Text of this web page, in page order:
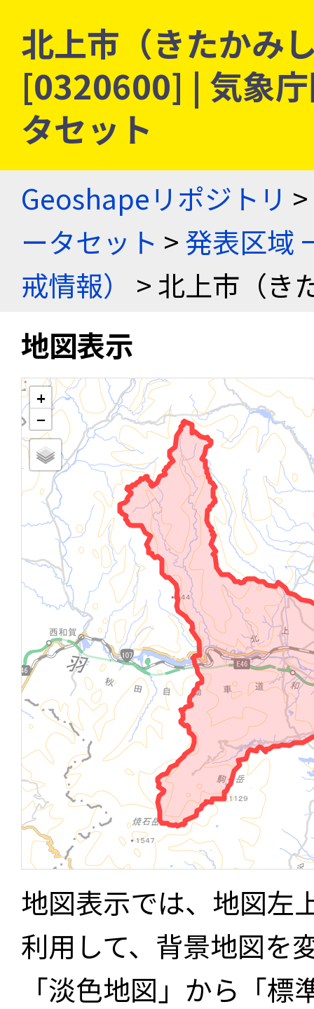
北上市（きたかみ
[0320600] | 気象
タセット
Geoshapeリポジトリ >
ータセット >発表区域
戒情報）
> 北上市（き
地図表示
+
−
地図表示では、地図左
利用して、背景地図を
「淡色地図」から「